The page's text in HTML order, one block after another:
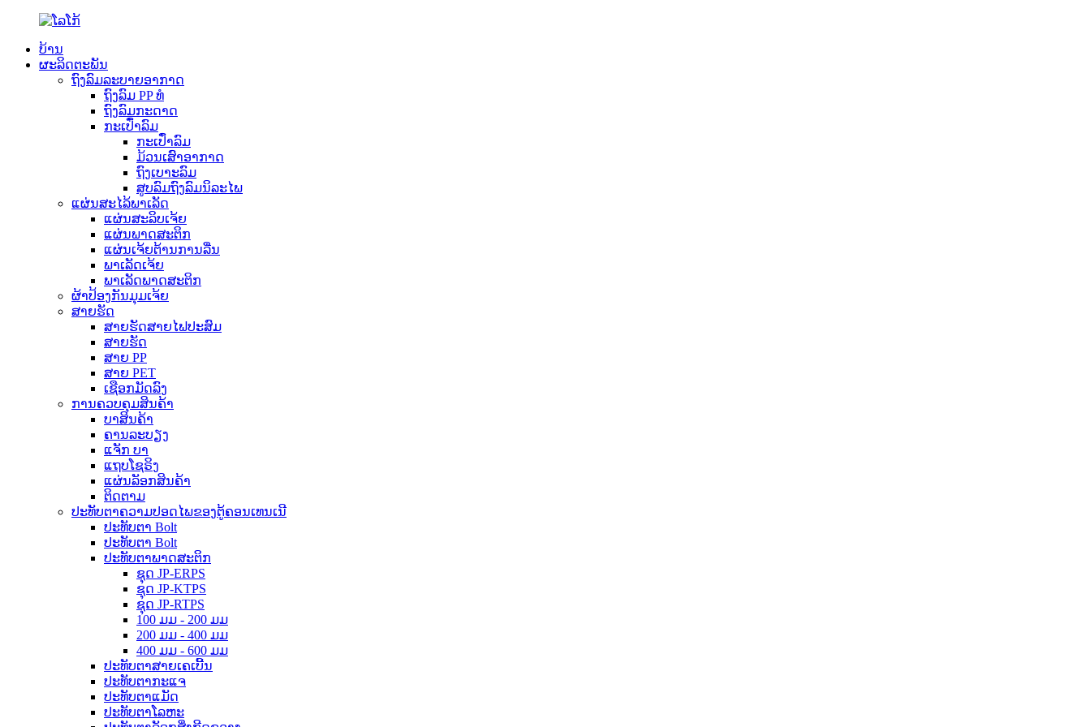
ບ້ານ
ຜະລິດຕະພັນ
ຖົງລົມລະບາຍອາກາດ
ຖົງລົມ PP ທໍ
ຖົງລົມກະດາດ
ກະເປົ໋າລົມ
ກະເປົ໋າລົມ
ມ້ວນເສົາອາກາດ
ຖົງເບາະລົມ
ສູບລົມຖົງລົມນິລະໄພ
ແຜ່ນສະໄລ້ພາເລັດ
ແຜ່ນສະລິບເຈ້ຍ
ແຜ່ນພາດສະຕິກ
ແຜ່ນເຈ້ຍຕ້ານການລື່ນ
ພາເລັດເຈ້ຍ
ພາເລັດພາດສະຕິກ
ຜ້າປ້ອງກັນມຸມເຈ້ຍ
ສາຍຮັດ
ສາຍຮັດສາຍໄຟປະສົມ
ສາຍຮັດ
ສາຍ PP
ສາຍ PET
ເຊືອກມັດລົງ
ການຄວບຄຸມສິນຄ້າ
ບາສິນຄ້າ
ຄານລະບຽງ
ແຈັກ ບາ
ແຖບໂຊຣິງ
ແຜ່ນລັອກສິນຄ້າ
ຕິດຕາມ
ປະທັບຕາຄວາມປອດໄພຂອງຕູ້ຄອນເທນເນີ
ປະທັບຕາ Bolt
ປະທັບຕາ Bolt
ປະທັບຕາພາດສະຕິກ
ຊຸດ JP-ERPS
ຊຸດ JP-KTPS
ຊຸດ JP-RTPS
100 ມມ - 200 ມມ
200 ມມ - 400 ມມ
400 ມມ - 600 ມມ
ປະທັບຕາສາຍເຄເບີ້ນ
ປະທັບຕາກະແຈ
ປະທັບຕາແມັດ
ປະທັບຕາໂລຫະ